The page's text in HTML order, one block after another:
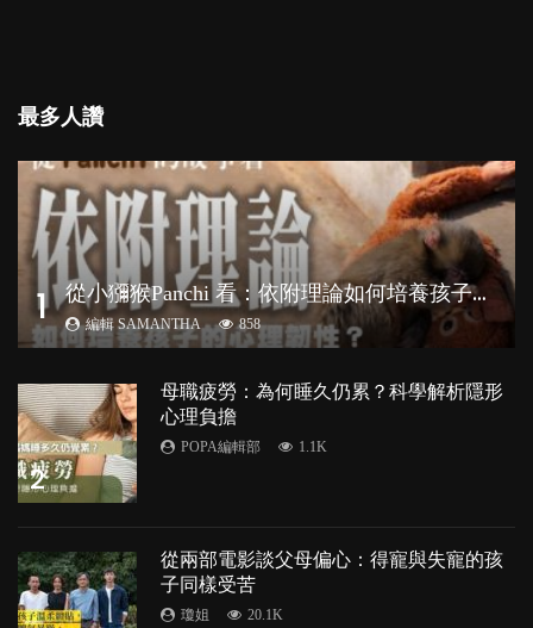
最多人讚
1 從
小獼猴Panchi 看：依附理論如何培養孩子心理韌性？
編輯 SAMANTHA 858
2
母職疲勞：為何睡久仍累？科學解析隱形
心理負擔
POPA編輯部 1.1K
從兩部電影談父母偏心：得寵與失寵的孩
子同樣受苦
瓊姐 20.1K